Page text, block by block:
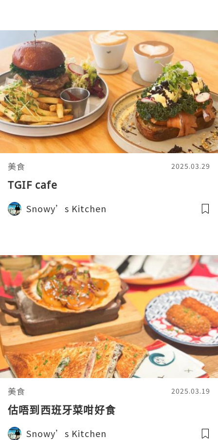
美食 2025.03.29
TGIF cafe
Snowy’s Kitchen
美食 2025.03.19
估唔到西班牙菜咁好食
Snowy’s Kitchen